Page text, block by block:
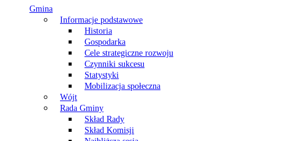
Gmina
Informacje podstawowe
Historia
Gospodarka
Cele strategiczne rozwoju
Czynniki sukcesu
Statystyki
Mobilizacja społeczna
Wójt
Rada Gminy
Skład Rady
Skład Komisji